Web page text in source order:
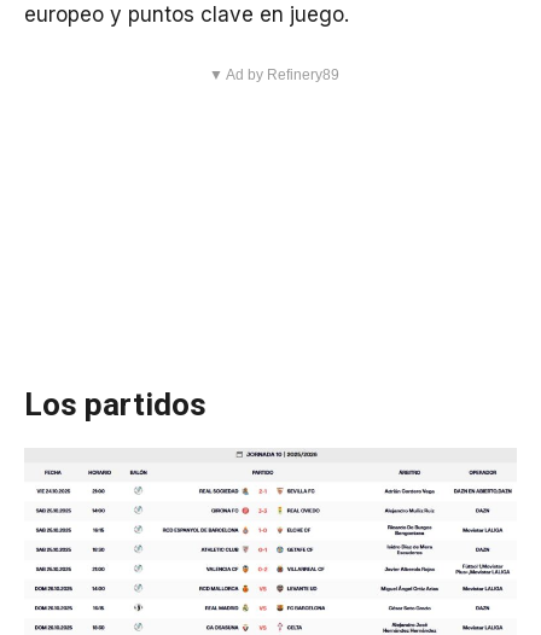
europeo y puntos clave en juego.
▼ Ad by Refinery89
Los partidos